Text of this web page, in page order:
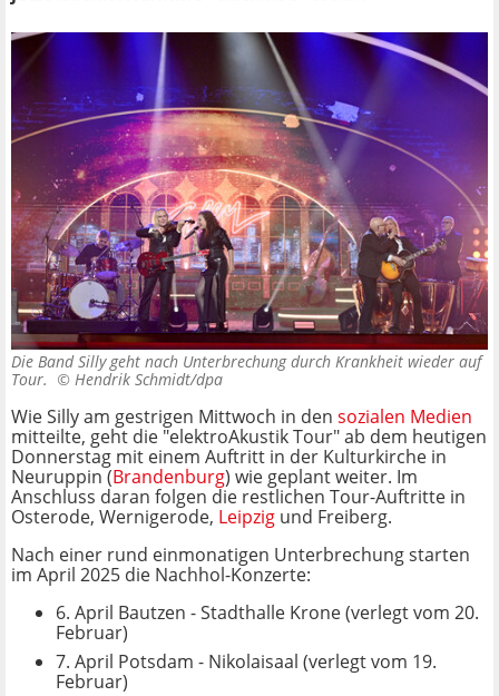
Die Band Silly geht nach Unterbrechung durch Krankheit wieder auf
Tour. © Hendrik Schmidt/dpa
Wie Silly am gestrigen Mittwoch in den sozialen Medien
mitteilte, geht die "elektroAkustik Tour" ab dem heutigen
Donnerstag mit einem Auftritt in der Kulturkirche in
Neuruppin (Brandenburg) wie geplant weiter. Im
Anschluss daran folgen die restlichen Tour-Auftritte in
Osterode, Wernigerode, Leipzig und Freiberg.
Nach einer rund einmonatigen Unterbrechung starten
im April 2025 die Nachhol-Konzerte:
6. April Bautzen - Stadthalle Krone (verlegt vom 20.
Februar)
7. April Potsdam - Nikolaisaal (verlegt vom 19.
Februar)